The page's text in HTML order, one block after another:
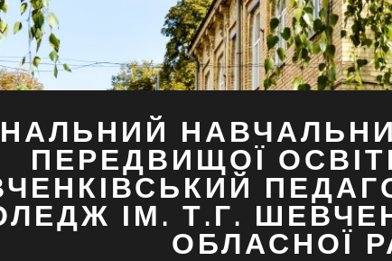
ПЕРЕДВИЩОЇ
ІМ. Т.Г.
ОБЛАСНОЇ